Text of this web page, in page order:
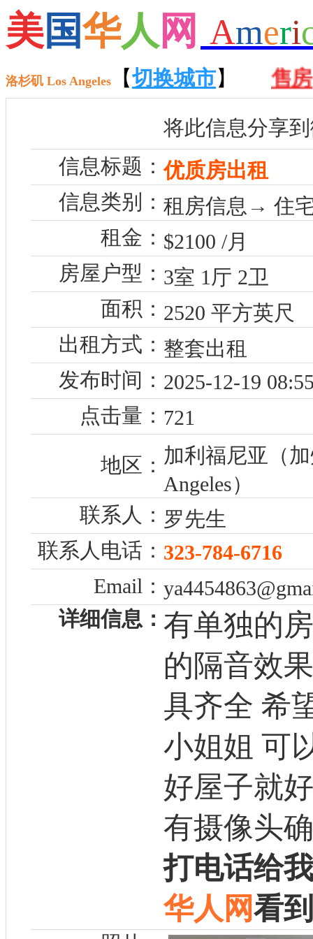
美国华人 网 Ameri
洛杉矶 Los Angeles 【切换城市】
【招聘】 【租房】 【 售房
将此信息分享
信息标题：优质房出租
信息类别： 租房信息→ 住
租金： $2100 /月
房屋户型： 3室 1厅 2卫
面积： 2520 平方英尺
出租方式： 整套出租
发布时间： 2025-12-19
点击量： 721
地区： 加利福尼亚（
Angeles）
联系人： 罗先生
联系人电话： 323-784-6716
Email：
详细信息： 有单独的
的隔音效
具齐全 希
小姐姐 可
好屋子就
有摄像头
打电话给
华人网看